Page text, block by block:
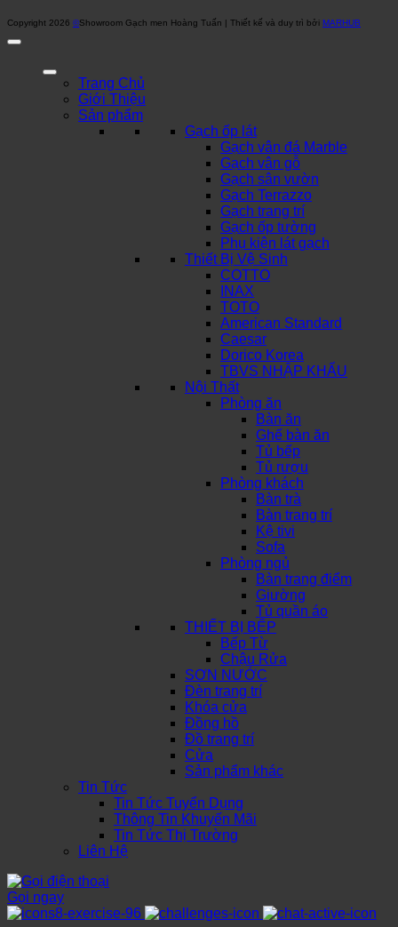
Copyright 2026 ©Showroom Gạch men Hoàng Tuấn | Thiết kế và duy trì bởi MARHUB
Trang Chủ
Giới Thiệu
Sản phẩm
Gạch ốp lát
Gạch vân đá Marble
Gạch vân gỗ
Gạch sân vườn
Gạch Terrazzo
Gạch trang trí
Gạch ốp tường
Phụ kiện lát gạch
Thiết Bị Vệ Sinh
COTTO
INAX
TOTO
American Standard
Caesar
Dorico Korea
TBVS NHẬP KHẨU
Nội Thất
Phòng ăn
Bàn ăn
Ghế bàn ăn
Tủ bếp
Tủ rượu
Phòng khách
Bàn trà
Bàn trang trí
Kệ tivi
Sofa
Phòng ngủ
Bàn trang điểm
Giường
Tủ quần áo
THIẾT BỊ BẾP
Bếp Từ
Chậu Rửa
SƠN NƯỚC
Đèn trang trí
Khóa cửa
Đồng hồ
Đồ trang trí
Cửa
Sản phẩm khác
Tin Tức
Tin Tức Tuyển Dụng
Thông Tin Khuyến Mãi
Tin Tức Thị Trường
Liên Hệ
Gọi ngay